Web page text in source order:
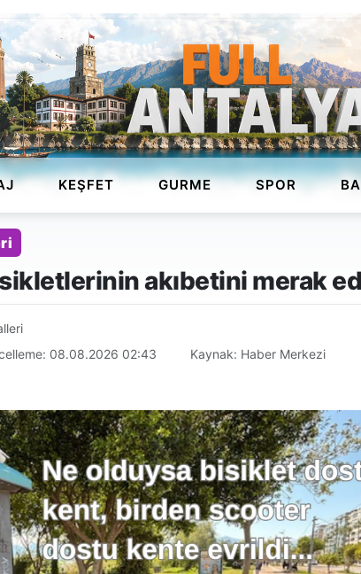
KEŞFET GURME SPOR
akıbetini merak
08.08.2026 02:43 Kaynak: Haber Merkezi